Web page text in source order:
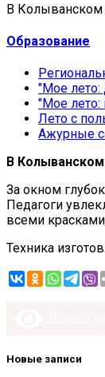
В Колыванском
Образование
"Мое
"Мое лето:
Лето с
Ажурные
В
За окном
Педагоги
всеми
Техника
Новые записи